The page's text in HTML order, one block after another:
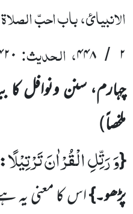
الانبیائ، باب احبّ
۲ /۴۴۸، الحدیث:
چہارم، سنن ونوافل کا
ملخصاً)
{وَ رَتِّلِ الْقُرْاٰنَ تَرْتِیْلًا
پڑھو۔}اس کا معنی یہ